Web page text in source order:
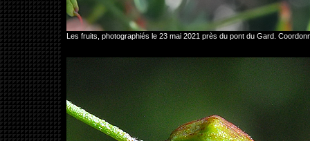
Les fruits, photographiés le 23 mai 2021 près du pont du Gard.